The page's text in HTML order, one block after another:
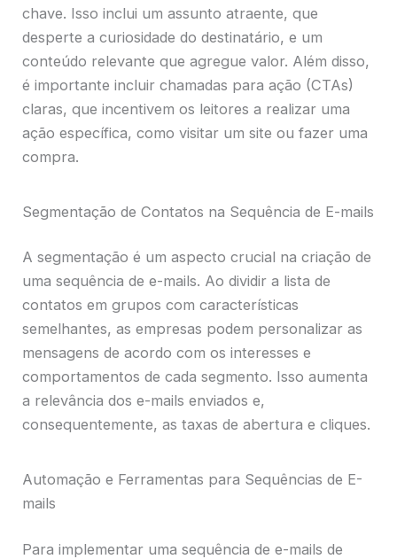
chave. Isso inclui um assunto atraente, que
desperte a curiosidade do destinatário, e um
conteúdo relevante que agregue valor. Além disso,
é importante incluir chamadas para ação (CTAs)
claras, que incentivem os leitores a realizar uma
ação específica, como visitar um site ou fazer uma
compra.
Segmentação de Contatos na Sequência de E-mails
A segmentação é um aspecto crucial na criação de
uma sequência de e-mails. Ao dividir a lista de
contatos em grupos com características
semelhantes, as empresas podem personalizar as
mensagens de acordo com os interesses e
comportamentos de cada segmento. Isso aumenta
a relevância dos e-mails enviados e,
consequentemente, as taxas de abertura e cliques.
Automação e Ferramentas para Sequências de E-
mails
Para implementar uma sequência de e-mails de